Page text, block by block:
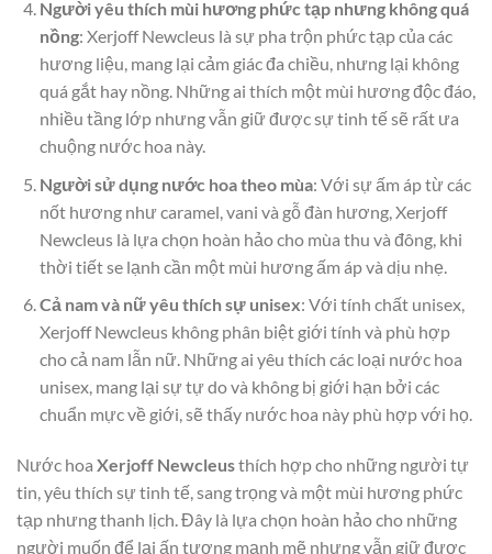
Người yêu thích mùi hương phức tạp nhưng không quá
nồng: Xerjoff Newcleus là sự pha trộn phức tạp của các
hương liệu, mang lại cảm giác đa chiều, nhưng lại không
quá gắt hay nồng. Những ai thích một mùi hương độc đáo,
nhiều tầng lớp nhưng vẫn giữ được sự tinh tế sẽ rất ưa
chuộng nước hoa này.
Người sử dụng nước hoa theo mùa: Với sự ấm áp từ các
nốt hương như caramel, vani và gỗ đàn hương, Xerjoff
Newcleus là lựa chọn hoàn hảo cho mùa thu và đông, khi
thời tiết se lạnh cần một mùi hương ấm áp và dịu nhẹ.
Cả nam và nữ yêu thích sự unisex: Với tính chất unisex,
Xerjoff Newcleus không phân biệt giới tính và phù hợp
cho cả nam lẫn nữ. Những ai yêu thích các loại nước hoa
unisex, mang lại sự tự do và không bị giới hạn bởi các
chuẩn mực về giới, sẽ thấy nước hoa này phù hợp với họ.
Nước hoa Xerjoff Newcleusthích hợp cho những người tự
tin, yêu thích sự tinh tế, sang trọng và một mùi hương phức
tạp nhưng thanh lịch. Đây là lựa chọn hoàn hảo cho những
người muốn để lại ấn tượng mạnh mẽ nhưng vẫn giữ được